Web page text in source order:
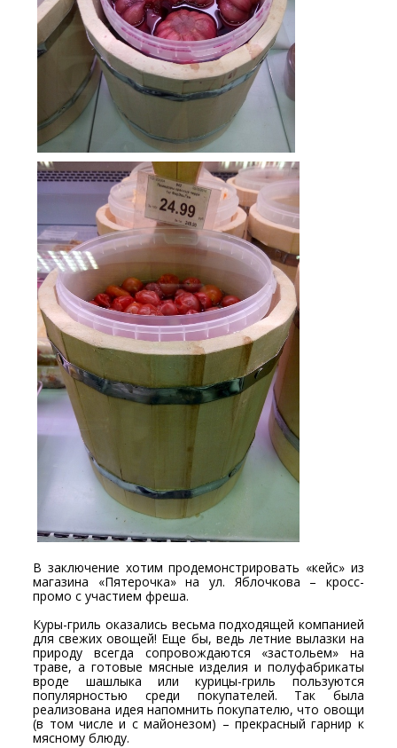
В заключение хотим продемонстрировать «кейс» из
магазина «Пятерочка» на ул. Яблочкова – кросс-
промо с участием фреша.
Куры-гриль оказались весьма подходящей компанией
для свежих овощей! Еще бы, ведь летние вылазки на
природу всегда сопровождаются «застольем» на
траве, а готовые мясные изделия и полуфабрикаты
вроде шашлыка или курицы-гриль пользуются
популярностью среди покупателей. Так была
реализована идея напомнить покупателю, что овощи
(в том числе и с майонезом) – прекрасный гарнир к
мясному блюду.